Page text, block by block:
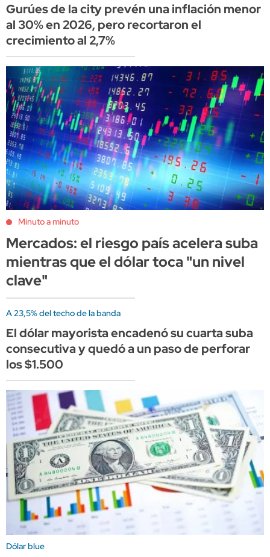
Gurúes de la city prevén una inflación menor
al 30% en 2026, pero recortaron el
crecimiento al 2,7%
Minuto a minuto
Mercados: el riesgo país acelera suba
mientras que el dólar toca "un nivel
clave"
A 23,5% del techo de la banda
El dólar mayorista encadenó su cuarta suba
consecutiva y quedó a un paso de perforar
los $1.500
Dólar blue